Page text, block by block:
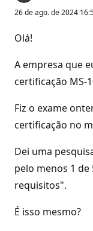
26 de ago. de 2024
Olá!
A empresa que
certificação MS-
Fiz o exame
certificação no
Dei uma
pelo menos 1
requisitos".
É isso mesmo?